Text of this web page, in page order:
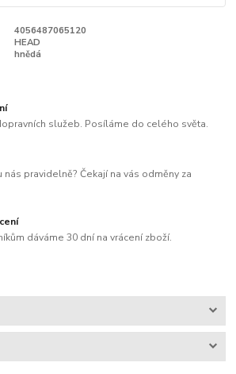
4056487065120
HEAD
hnědá
služeb. Posíláme do celého světa.
nás pravidelně? Čekají na vás odměny za
dáváme 30 dní na vrácení zboží.